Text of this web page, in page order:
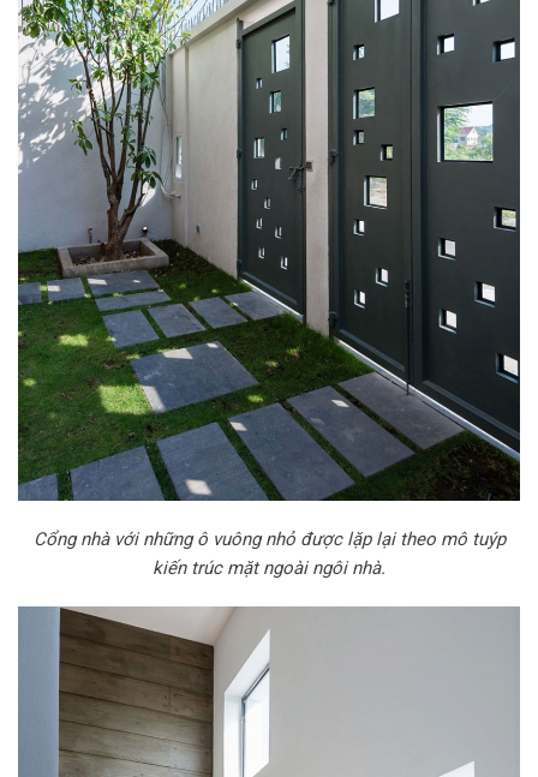
Cổng nhà với những ô vuông nhỏ được lặp lại theo mô tuýp
kiến trúc mặt ngoài ngôi nhà.